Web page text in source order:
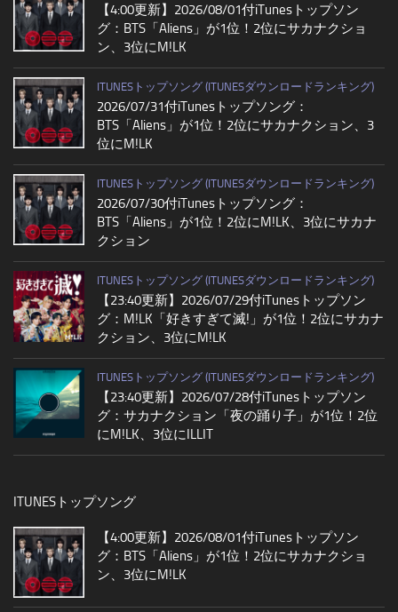
【4:00更新】2026/08/01付iTunesトップソン
グ：BTS「Aliens」が1位！2位にサカナクショ
ン、3位にM!LK
ITUNESトップソング (ITUNESダウンロードランキング)
2026/07/31付iTunesトップソング：
BTS「Aliens」が1位！2位にサカナクション、3
位にM!LK
ITUNESトップソング (ITUNESダウンロードランキング)
2026/07/30付iTunesトップソング：
BTS「Aliens」が1位！2位にM!LK、3位にサカナ
クション
ITUNESトップソング (ITUNESダウンロードランキング)
【23:40更新】2026/07/29付iTunesトップソン
グ：M!LK「好きすぎて滅!」が1位！2位にサカナ
クション、3位にM!LK
ITUNESトップソング (ITUNESダウンロードランキング)
【23:40更新】2026/07/28付iTunesトップソン
グ：サカナクション「夜の踊り子」が1位！2位
にM!LK、3位にILLIT
ITUNESトップソング
【4:00更新】2026/08/01付iTunesトップソン
グ：BTS「Aliens」が1位！2位にサカナクショ
ン、3位にM!LK